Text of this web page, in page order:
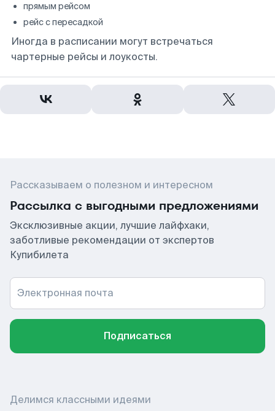
прямым рейсом
рейс с пересадкой
Иногда в расписании могут встречаться
чартерные рейсы и лоукосты.
Рассказываем о полезном и интересном
Рассылка с выгодными предложениями
Эксклюзивные акции, лучшие лайфхаки,
заботливые рекомендации от экспертов
Купибилета
Электронная почта
Подписаться
Делимся классными идеями